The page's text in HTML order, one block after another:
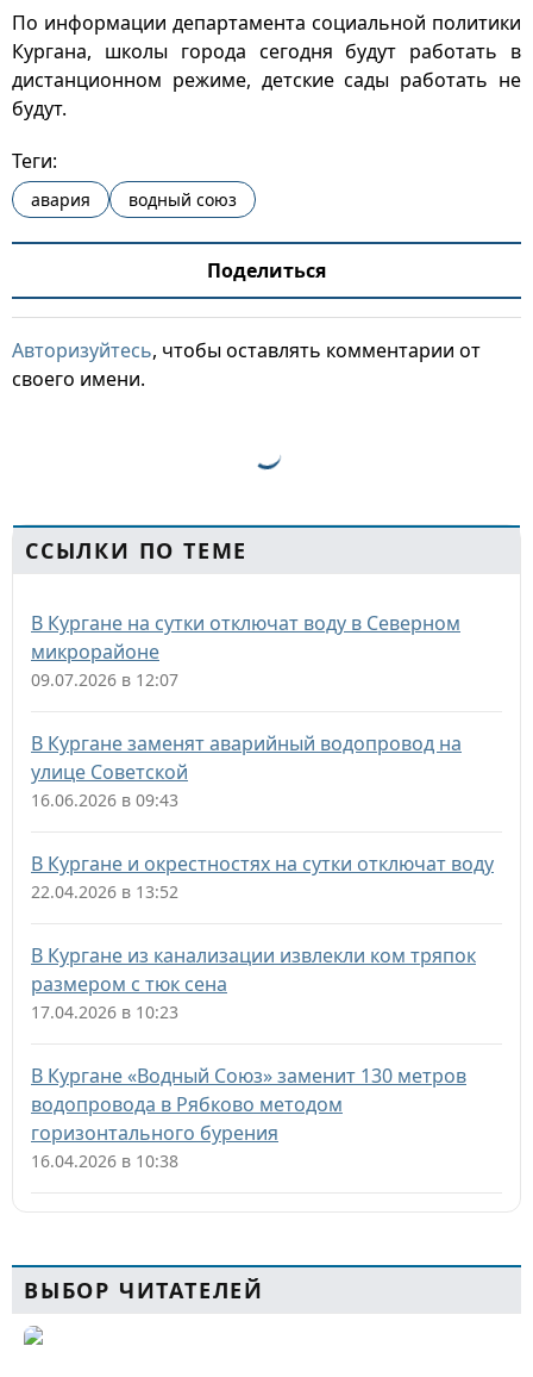
По информации департамента социальной политики
Кургана, школы города сегодня будут работать в
дистанционном режиме, детские сады работать не
будут.
Теги:
авария водный союз
Поделиться
Авторизуйтесь, чтобы оставлять комментарии от
своего имени.
ССЫЛКИ ПО ТЕМЕ
В Кургане на сутки отключат воду в Северном
микрорайоне
09.07.2026 в 12:07
В Кургане заменят аварийный водопровод на
улице Советской
16.06.2026 в 09:43
В Кургане и окрестностях на сутки отключат воду
22.04.2026 в 13:52
В Кургане из канализации извлекли ком тряпок
размером с тюк сена
17.04.2026 в 10:23
В Кургане «Водный Союз» заменит 130 метров
водопровода в Рябково методом
горизонтального бурения
16.04.2026 в 10:38
ВЫБОР ЧИТАТЕЛЕЙ